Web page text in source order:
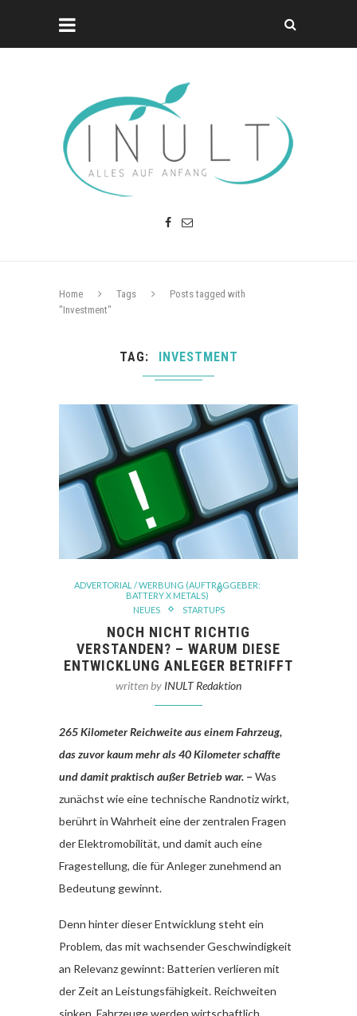
Home Tags
Posts tagged with
"Investment"
TAG INVESTMENT
ADVERTORIAL / WERBUNG (AUFTRAGGEBER:
BATTERY X METALS)
NEUES
STARTUPS
NOCH NICHT RICHTIG
VERSTANDEN? – WARUM DIESE
ENTWICKLUNG ANLEGER BETRIFFT
written by INULT Redaktion
265 Kilometer Reichweite aus einem Fahrzeug,
das zuvor kaum mehr als 40 Kilometer schaffte
und damit praktisch außer Betrieb war. – Was
zunächst wie eine technische Randnotiz wirkt,
berührt in Wahrheit eine der zentralen Fragen
der Elektromobilität, und damit auch eine
Fragestellung, die für Anleger zunehmend an
Bedeutung gewinnt.
Denn hinter dieser Entwicklung steht ein
Problem, das mit wachsender Geschwindigkeit
an Relevanz gewinnt: Batterien verlieren mit
der Zeit an Leistungsfähigkeit. Reichweiten
sinken, Fahrzeuge werden wirtschaftlich